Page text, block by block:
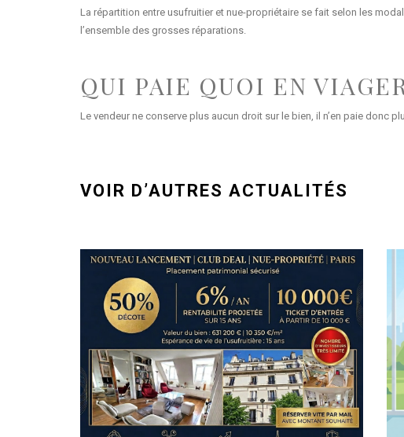
La répartition entre usufruitier et nue-propriétaire se fait selon les
l’ensemble des grosses réparations.
QUI PAIE QUOI EN
Le vendeur ne conserve plus aucun droit sur le bien, il n’en paie donc
VOIR D’AUTRES ACTUALITÉS